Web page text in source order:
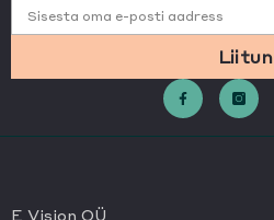
Sisesta oma e-posti aadress
Liitun
E Vision OÜ